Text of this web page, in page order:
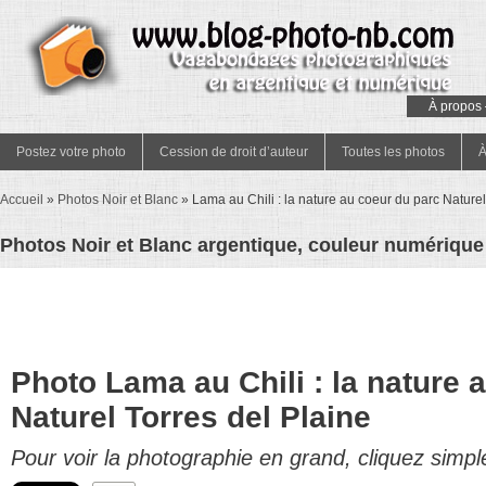
À propos
Postez votre photo Cession de droit d’auteur Toutes les photos
Accueil » Photos Noir et Blanc » Lama au Chili : la nature au coeur du parc
Photos Noir et Blanc argentique, couleur
Photo Lama au Chili : la nature
Naturel Torres del Plaine
Pour voir la photographie en grand, cliquez